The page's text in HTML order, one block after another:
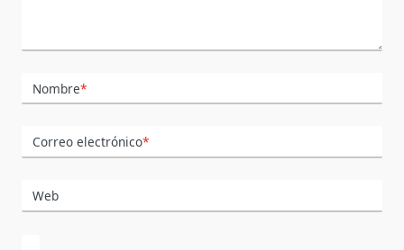
Nombre*
Correo electrónico*
Web